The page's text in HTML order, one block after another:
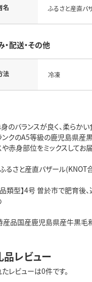
名 ふるさと産直バ
・配送・その他
法 冷凍
のバランスが良く、柔らか
クのA5等級の鹿児島県産
赤身部位をミックスしてお
るさと産直バザール(KNOT
品類型】4号 曽於市で肥育後
産品国産鹿児島県産牛黒毛
品レビュー
レビューは0件です。